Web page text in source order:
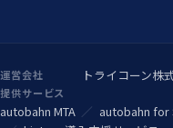
運営会社 トライコーン株
提供サービス
autobahn MTA autobahn